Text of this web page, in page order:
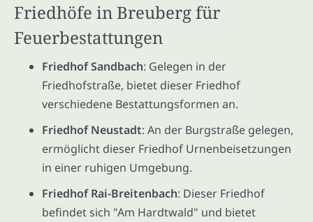
Friedhöfe in Breuberg für
Feuerbestattungen
Friedhof Sandbach: Gelegen in der
Friedhofstraße, bietet dieser Friedhof
verschiedene Bestattungsformen an.
Friedhof Neustadt: An der Burgstraße gelegen,
ermöglicht dieser Friedhof Urnenbeisetzungen
in einer ruhigen Umgebung.
Friedhof Rai-Breitenbach: Dieser Friedhof
befindet sich "Am Hardtwald" und bietet